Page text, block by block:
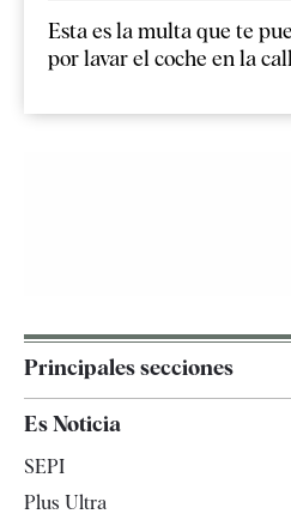
Esta es la multa que te
por lavar el coche en la
Principales secciones
España
Es Noticia
SEPI
Plus Ultra